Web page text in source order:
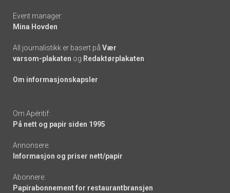
Event manager:
Mina Hovden
All journalistikk er basert på Vær
varsom-plakaten og Redaktørplakaten
Om informasjonskapsler
Om Apéritif:
På nett og papir siden 1995
Annonsere:
Informasjon og priser nett/papir
Abonnere:
Papirabonnement for restaurantbransjen